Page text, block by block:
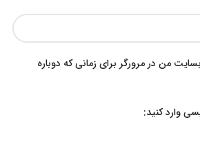
من در مرورگر برای زمانی که دوباره
وارد کنید: